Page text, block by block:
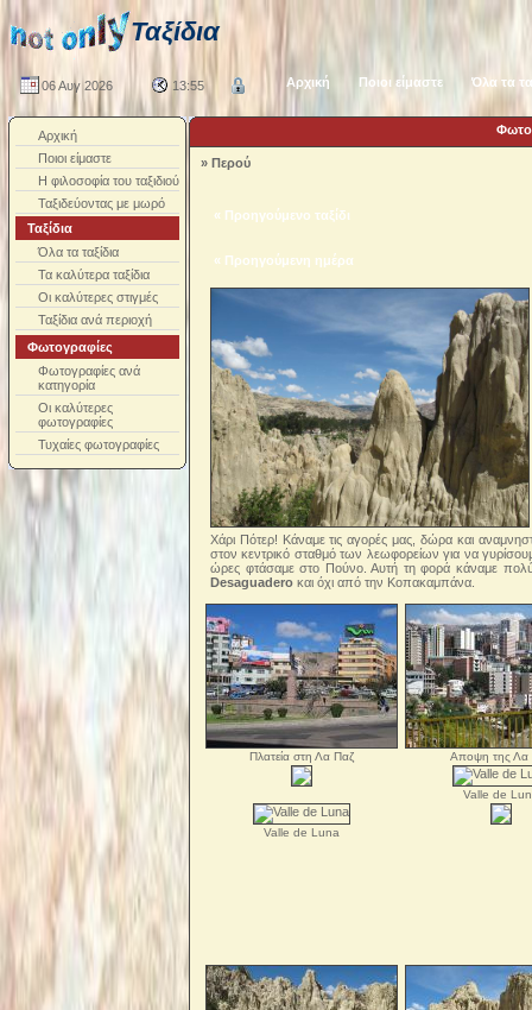
Ταξίδια
06 Αυγ 2026 13:55 Αρχική Ποιοι είμαστε Όλα τα
Αρχική
Ποιοι είμαστε
Η φιλοσοφία του ταξιδιού
Ταξιδεύοντας με μωρό
Ταξίδια
Όλα τα ταξίδια
Τα καλύτερα ταξίδια
Οι καλύτερες στιγμές
Ταξίδια ανά περιοχή
Φωτογραφίες
Φωτογραφίες ανά
κατηγορία
Οι καλύτερες
φωτογραφίες
Τυχαίες φωτογραφίες
» Περού
« Προηγούμενο ταξίδι
« Προηγούμενη ημέρα
Χάρι Πότερ! Κάναμε τις αγορές μας, δώρα και
στον κεντρικό σταθμό των λεωφορείων για να
ώρες φτάσαμε στο Πούνο. Αυτή τη φορά κάναμε
Desaguadero και όχι από την Κοπακαμπάνα.
Πλατεία στη Λα Παζ Αποψη της Λα
Valle de
Valle de Luna